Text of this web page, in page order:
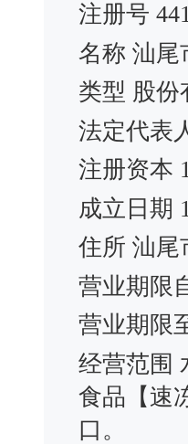
注册号
名称 汕
类型 股
法定代表
注册资本
成立日期
住所 汕
营业期限
营业期限
经营范围
食品【速
口。